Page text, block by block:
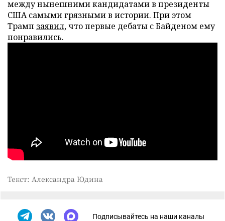
между нынешними кандидатами в президенты
США самыми грязными в истории. При этом
Трамп заявил, что первые дебаты с Байденом ему
понравились.
Текст: Александра Юдина
Подписывайтесь на наши каналы